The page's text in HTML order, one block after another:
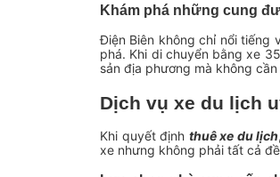
Khám phá những cung
Điện Biên không chỉ nổi tiếng
phá. Khi di chuyển bằng xe
sản địa phương mà không
Dịch vụ xe du lịch
Khi quyết định thuê xe du lịch
xe nhưng không phải tất cả